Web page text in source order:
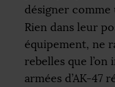
désigner comme
Rien dans leur
équipement, ne
rebelles que
armées d’AK-47